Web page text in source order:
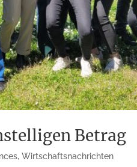
Betrag
,Wirtschaftsnachrichten